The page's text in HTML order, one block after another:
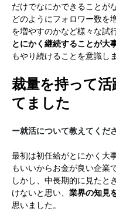
だけでなにかできることが
どのようにフォロワー数を
を増やすのかなど様々な試
とにかく継続することが大
もやり続けることを意識し
裁量を持って
てました
ー就活について教えてくだ
最初は初任給がとにかく大
もいいからお金が良い企業
しかし、中長期的に見たと
けないと思い、 業界の知見
思いました。